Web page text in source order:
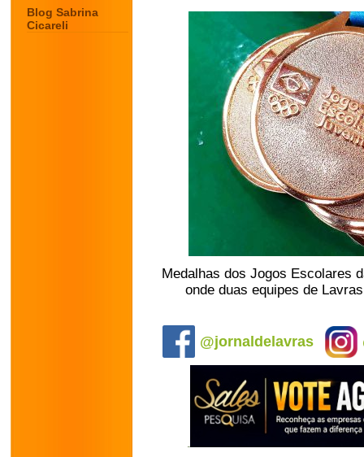
Blog Sabrina
Cicareli
Medalhas dos Jogos Escolares
onde duas equipes de
@jornaldelavras